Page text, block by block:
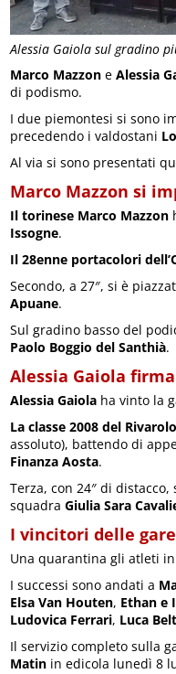
Alessia Gaiola sul gradino
Marco Mazzon eAlessia
di podismo.
I due piemontesi si sono
precedendo i valdostani
Al via si sono presentati
Marco Mazzon si
Il torinese Marco Mazzon
Issogne.
Il 28enne portacolori
Secondo, a 27″, si è
Apuane.
Sul gradino basso del
Paolo Boggio del Santhià.
Alessia Gaiola
Alessia Gaiola ha vinto la
La classe 2008 del
assoluto), battendo di
Finanza Aosta.
Terza, con 24″ di
squadraGiulia Sara
I vincitori delle
Una quarantina gli atleti
I successi sono andati a
Elsa Van Houten, Ethan e
Ludovica Ferrari, Luca
Il servizio completo sulla
Matin in edicola lunedì 8